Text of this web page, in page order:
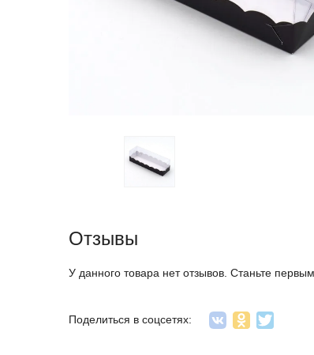
Отзывы
У данного товара нет отзывов. Станьте
Поделиться в соцсетях: